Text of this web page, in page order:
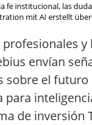
fe institucional, las
mit AI erstellt
y
envían
sobre el futuro
de inversión